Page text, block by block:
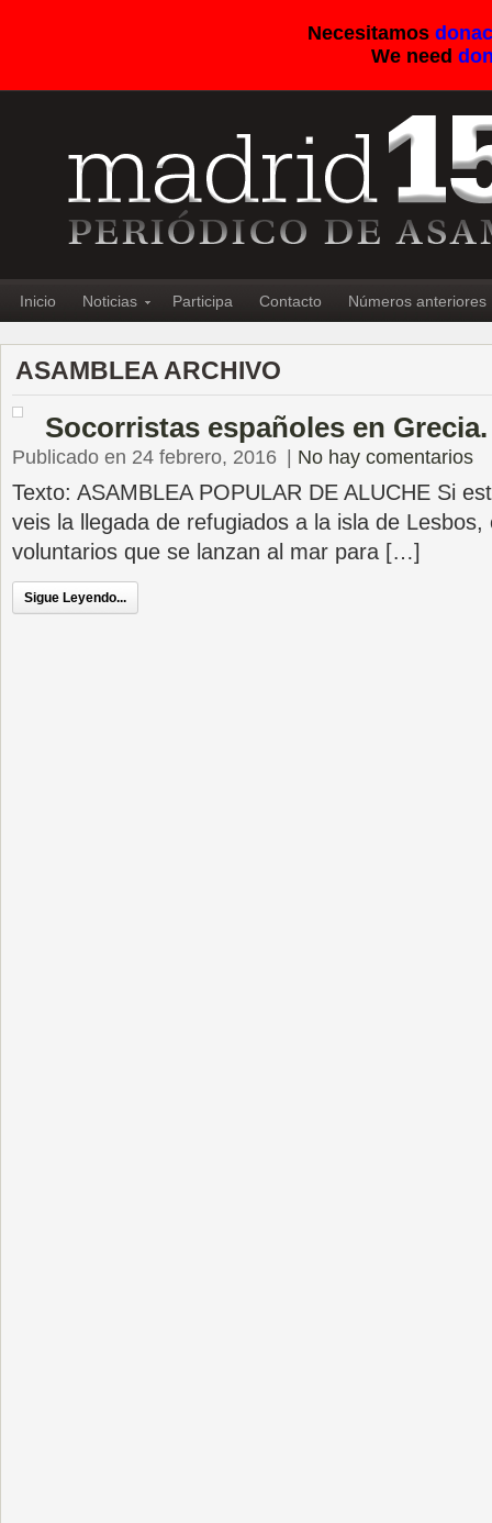
Necesitamos
We need
Inicio Noticias Participa Contacto Números anteriores
ASAMBLEA ARCHIVO
Socorristas españoles en
Publicado en 24 febrero, 2016 No hay comentarios
Texto: ASAMBLEA POPULAR DE ALUCHE Si
veis la llegada de refugiados a la isla de Lesbos,
voluntarios que se lanzan al mar para […]
Sigue Leyendo...